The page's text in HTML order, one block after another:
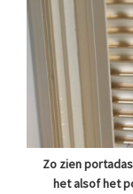
Zo zien
het alsof het